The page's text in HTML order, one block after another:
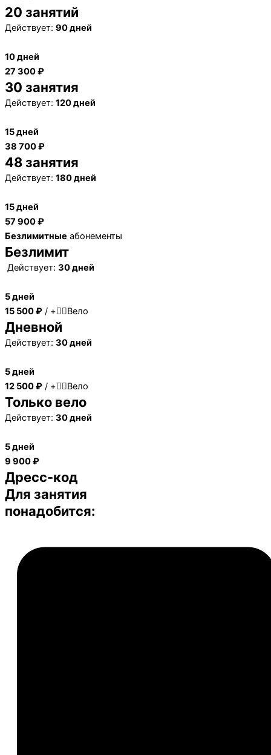
20 занятий
Действует: 90 дней
10 дней
27 300 ₽
30 занятия
Действует: 120 дней
15 дней
38 700 ₽
48 занятия
Действует: 180 дней
15 дней
57 900 ₽
Безлимитные абонементы
Безлимит
Действует: 30 дней
5 дней
15 500 ₽ / +🚴‍♂️Вело
Дневной
Действует: 30 дней
5 дней
12 500 ₽ / +🚴‍♂️Вело
Только вело
Действует: 30 дней
5 дней
9 900 ₽
Дресс-код
Для занятия
понадобится: